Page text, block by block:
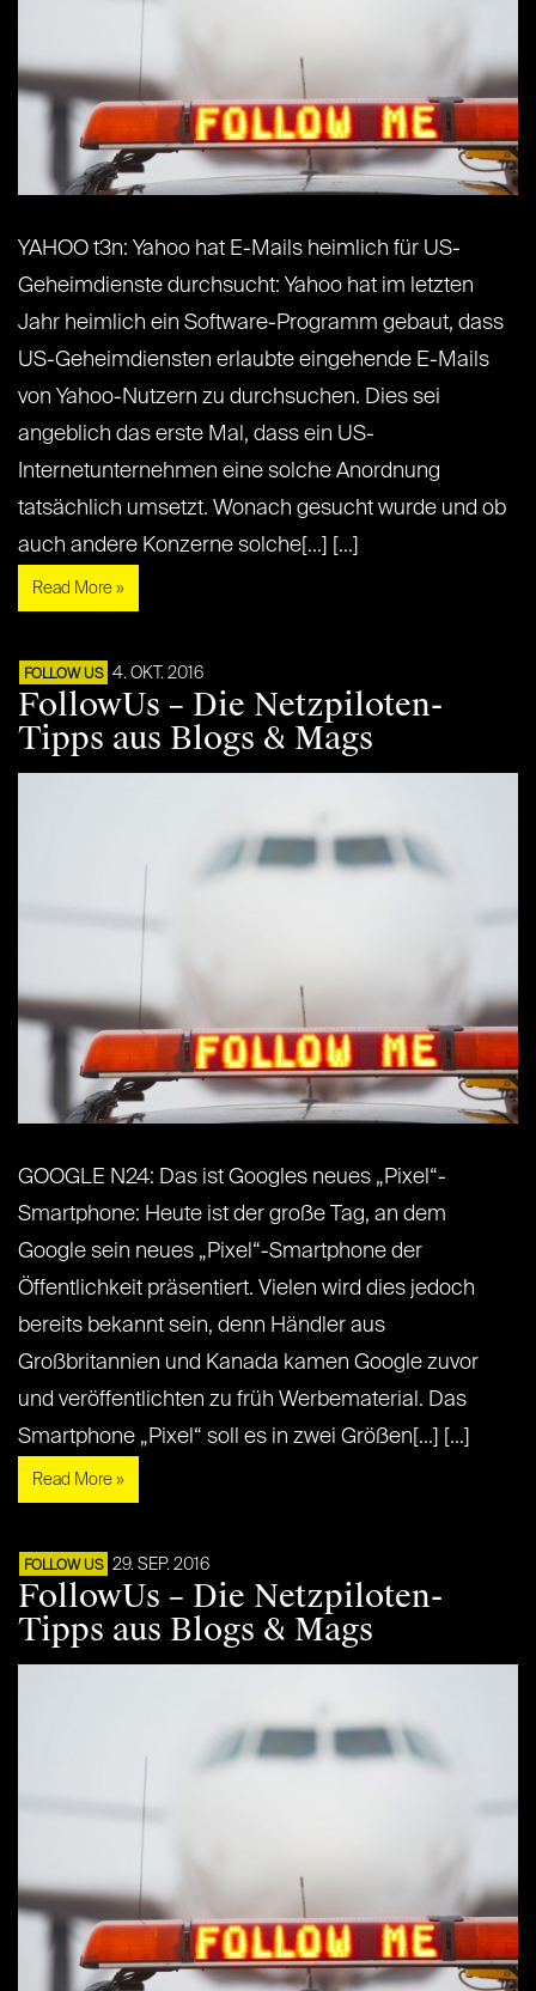
YAHOO t3n: Yahoo hat E-Mails heimlich für US-
Geheimdienste durchsucht: Yahoo hat im letzten
Jahr heimlich ein Software-Programm gebaut, dass
US-Geheimdiensten erlaubte eingehende E-Mails
von Yahoo-Nutzern zu durchsuchen. Dies sei
angeblich das erste Mal, dass ein US-
Internetunternehmen eine solche Anordnung
tatsächlich umsetzt. Wonach gesucht wurde und ob
auch andere Konzerne solche[...] [...]
Read More »
FOLLOW US 4. OKT. 2016
FollowUs – Die Netzpiloten-
Tipps aus Blogs & Mags
GOOGLE N24: Das ist Googles neues „Pixel“-
Smartphone: Heute ist der große Tag, an dem
Google sein neues „Pixel“-Smartphone der
Öffentlichkeit präsentiert. Vielen wird dies jedoch
bereits bekannt sein, denn Händler aus
Großbritannien und Kanada kamen Google zuvor
und veröffentlichten zu früh Werbematerial. Das
Smartphone „Pixel“ soll es in zwei Größen[...] [...]
Read More »
FOLLOW US 29. SEP. 2016
FollowUs – Die Netzpiloten-
Tipps aus Blogs & Mags